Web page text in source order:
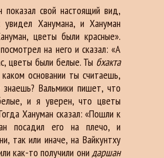
показал свой настоящий вид,
Ханумана, и Хануман
цветы были красные».
на него и сказал: «А
цветы были белые. Ты бхакта
основании ты считаешь,
Вальмики пишет, что
и я уверен, что цветы
Хануман сказал: «Пошли к
посадил его на плечо, и
так или иначе, на Вайкунтху
как-то получили они даршан